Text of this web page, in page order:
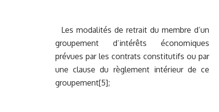
Les modalités de retrait du membre d’un
groupement d’intérêts économiques
prévues par les contrats constitutifs ou par
une clause du règlement intérieur de ce
groupement[5];